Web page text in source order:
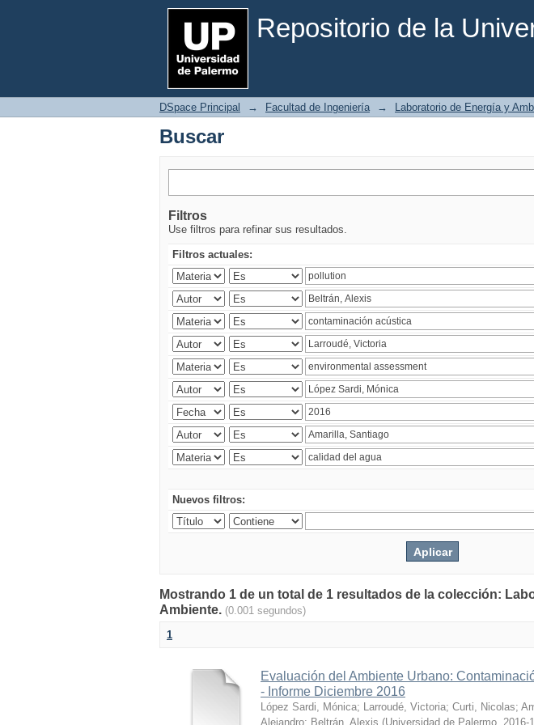
Repositorio de la
Buscar
DSpace Principal → Facultad de Ingeniería → Laboratorio de Energía y
Buscar
Filtros
Use filtros para refinar sus resultados.
Filtros actuales:
Nuevos filtros:
Mostrando 1 de un total de 1 resultados de la colección:
Ambiente. (0.001 segundos)
1
Evaluación del Ambiente Urbano:
- Informe Diciembre 2016
López Sardi, Mónica; Larroudé, Victoria; Curti, Nicolas;
Alejandro; Beltrán, Alexis (Universidad de Palermo 2016-